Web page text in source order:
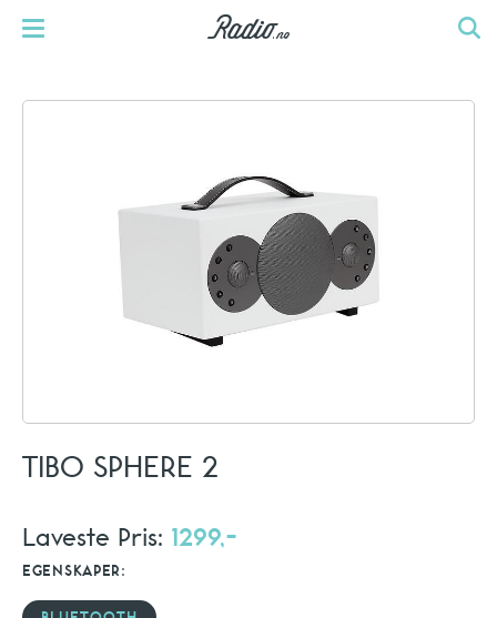
TIBO SPHERE 2
Laveste Pris: 1299,-
EGENSKAPER: